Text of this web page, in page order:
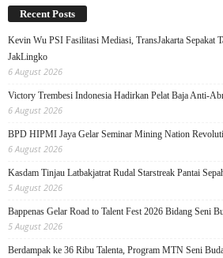
Recent Posts
Kevin Wu PSI Fasilitasi Mediasi, TransJakarta Sepakat
JakLingko
6 August 2026
Victory Trembesi Indonesia Hadirkan Pelat Baja Anti-
6 August 2026
BPD HIPMI Jaya Gelar Seminar Mining Nation
6 August 2026
Kasdam Tinjau Latbakjatrat Rudal Starstreak Pantai
5 August 2026
Bappenas Gelar Road to Talent Fest 2026 Bidang Seni
5 August 2026
Berdampak ke 36 Ribu Talenta, Program MTN Seni